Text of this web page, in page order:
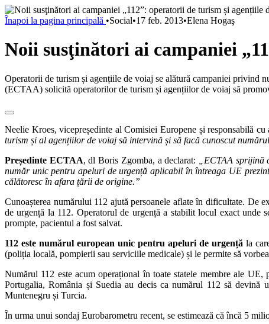
Înapoi la pagina principală •Social•17 feb. 2013•Elena Hogaş
Noii susţinători ai campaniei
Operatorii de turism și agențiile de voiaj se alătură campaniei privind
(ECTAA) solicită operatorilor de turism și agențiilor de voiaj să
Neelie Kroes, vicepreședinte al Comisiei Europene și responsabilă cu
turism și al agențiilor de voiaj să intervină și să facă cunoscut
Președinte ECTAA, dl Boris Zgomba, a declarat:
„ECTAA
număr unic pentru apeluri de urgență aplicabil în întreaga UE
călătoresc în afara țării de origine.”
Cunoașterea numărului 112 ajută persoanele aflate în dificultate. De
de urgență la 112. Operatorul de urgență a stabilit locul exact
prompte, pacientul a fost salvat.
112 este numărul european unic pentru apeluri de urgență la
(poliția locală, pompierii sau serviciile medicale) și le permite să
Numărul 112 este acum operațional în toate statele membre ale
Portugalia, România și Suedia au decis ca numărul 112 să
Muntenegru și Turcia.
În urma unui sondaj Eurobarometru recent, se estimează că încă 5